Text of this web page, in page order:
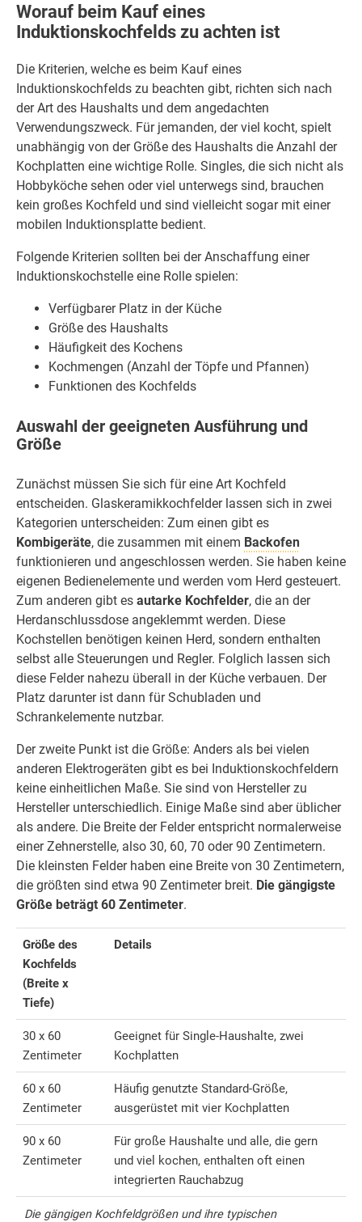
Worauf beim Kauf eines
Induktionskochfelds zu achten ist
Die Kriterien, welche es beim Kauf eines
Induktionskochfelds zu beachten gibt, richten sich nach
der Art des Haushalts und dem angedachten
Verwendungszweck. Für jemanden, der viel kocht, spielt
unabhängig von der Größe des Haushalts die Anzahl der
Kochplatten eine wichtige Rolle. Singles, die sich nicht als
Hobbyköche sehen oder viel unterwegs sind, brauchen
kein großes Kochfeld und sind vielleicht sogar mit einer
mobilen Induktionsplatte bedient.
Folgende Kriterien sollten bei der Anschaffung einer
Induktionskochstelle eine Rolle spielen:
Verfügbarer Platz in der Küche
Größe des Haushalts
Häufigkeit des Kochens
Kochmengen (Anzahl der Töpfe und Pfannen)
Funktionen des Kochfelds
Auswahl der geeigneten Ausführung und
Größe
Zunächst müssen Sie sich für eine Art Kochfeld
entscheiden. Glaskeramikkochfelder lassen sich in zwei
Kategorien unterscheiden: Zum einen gibt es
Kombigeräte, die zusammen mit einem Backofen
funktionieren und angeschlossen werden. Sie haben keine
eigenen Bedienelemente und werden vom Herd gesteuert.
Zum anderen gibt es autarke Kochfelder, die an der
Herdanschlussdose angeklemmt werden. Diese
Kochstellen benötigen keinen Herd, sondern enthalten
selbst alle Steuerungen und Regler. Folglich lassen sich
diese Felder nahezu überall in der Küche verbauen. Der
Platz darunter ist dann für Schubladen und
Schrankelemente nutzbar.
Der zweite Punkt ist die Größe: Anders als bei vielen
anderen Elektrogeräten gibt es bei Induktionskochfeldern
keine einheitlichen Maße. Sie sind von Hersteller zu
Hersteller unterschiedlich. Einige Maße sind aber üblicher
als andere. Die Breite der Felder entspricht normalerweise
einer Zehnerstelle, also 30, 60, 70 oder 90 Zentimetern.
Die kleinsten Felder haben eine Breite von 30 Zentimetern,
die größten sind etwa 90 Zentimeter breit. Die gängigste
Größe beträgt 60 Zentimeter.
Größe des
Kochfelds
(Breite x
Tiefe)
Details
30 x 60
Zentimeter
Geeignet für Single-Haushalte, zwei
Kochplatten
60 x 60
Zentimeter
Häufig genutzte Standard-Größe,
ausgerüstet mit vier Kochplatten
90 x 60
Zentimeter
Für große Haushalte und alle, die gern
und viel kochen, enthalten oft einen
integrierten Rauchabzug
Die gängigen Kochfeldgrößen und ihre typischen